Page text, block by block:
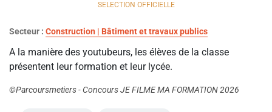
SELECTION OFFICIELLE
Secteur : Construction | Bâtiment et travaux publics
A la manière des youtubeurs, les élèves de la classe
présentent leur formation et leur lycée.
©Parcoursmetiers - Concours JE FILME MA FORMATION 2026